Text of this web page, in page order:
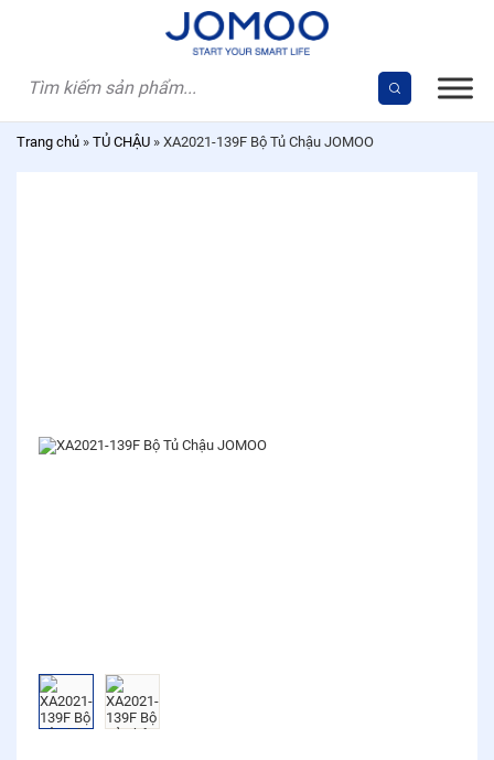
Trang chủ » TỦ CHẬU » XA2021-139F Bộ Tủ Chậu JOMOO